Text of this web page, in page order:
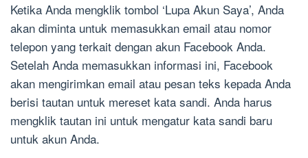
Ketika Anda mengklik tombol ‘Lupa Akun Saya’, Anda
akan diminta untuk memasukkan email atau nomor
telepon yang terkait dengan akun Facebook Anda.
Setelah Anda memasukkan informasi ini, Facebook
akan mengirimkan email atau pesan teks kepada Anda
berisi tautan untuk mereset kata sandi. Anda harus
mengklik tautan ini untuk mengatur kata sandi baru
untuk akun Anda.